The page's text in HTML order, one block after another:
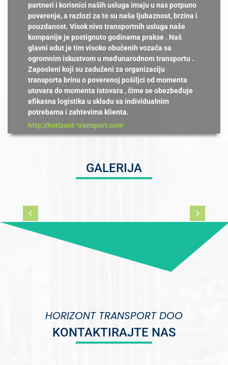
partneri i korisnici naših usluga imaju u nas potpuno
poverenje, a razlozi za to su naša ljubaznost, brzina i
pouzdanost. Visok nivo transportnih usluga naše
kompanije je postignuto godinama prakse . Naš
glavni adut je tim visoko obučenih vozača sa
ogromnim iskustvom u međunarodnom transportu .
Zaposleni koji su zaduženi za organizaciju
transporta brinu o poverenoj pošiljci od momenta
utovara do momenta istovara , čime se obezbeđuje
efikasna logistika u skladu sa individualnim
potrebama i zahtevima klienta.
http://horizont-transport.com
GALERIJA
HORIZONT TRANSPORT DOO
KONTAKTIRAJTE NAS